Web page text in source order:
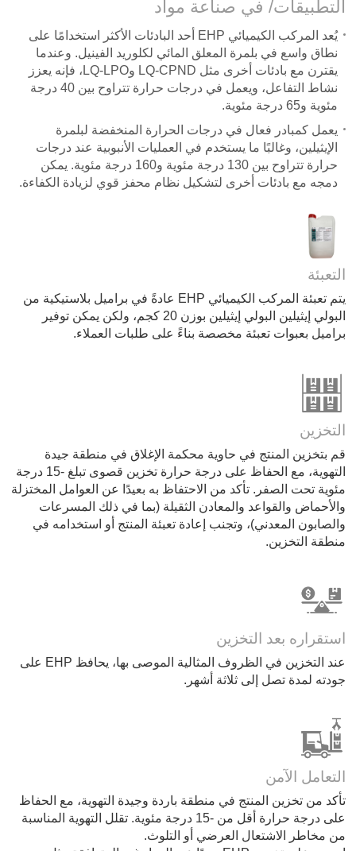
التطبيقات/ في صناعة مواد
يُعد المركب الكيميائي EHP أحد البادئات الأكثر استخدامًا على
نطاق واسع في بلمرة المعلق المائي لكلوريد الفينيل. وعندما
يقترن مع بادئات أخرى مثل LQ-CPND وLQ-LPO ، فإنه يعزز
نشاط التفاعل، ويعمل في درجات حرارة تتراوح بين 40 درجة
مئوية و65 درجة مئوية.
يعمل كمبادر فعال في درجات الحرارة المنخفضة لبلمرة
الإيثيلين، وغالبًا ما يستخدم في العمليات الأنبوبية عند درجات
حرارة تتراوح بين 130 درجة مئوية و160 درجة مئوية. يمكن
دمجه مع بادئات أخرى لتشكيل نظام محفز قوي لزيادة الكفاءة.
التعبئة
يتم تعبئة المركب الكيميائي EHP عادةً في براميل بلاستيكية من
البولي إيثيلين البولي إيثيلين بوزن 20 كجم، ولكن يمكن توفير
براميل بعبوات تعبئة مخصصة بناءً على طلبات العملاء.
التخزين
قم بتخزين المنتج في حاوية محكمة الإغلاق في منطقة جيدة
التهوية، مع الحفاظ على درجة حرارة تخزين قصوى تبلغ -15 درجة
مئوية تحت الصفر. تأكد من الاحتفاظ به بعيدًا عن العوامل المختزلة
والأحماض والقواعد والمعادن الثقيلة (بما في ذلك المسرعات
والصابون المعدني)، وتجنب إعادة تعبئة المنتج أو استخدامه في
منطقة التخزين.
استقراره بعد التخزين
عند التخزين في الظروف المثالية الموصى بها، يحافظ EHP على
جودته لمدة تصل إلى ثلاثة أشهر.
التعامل الآمن
تأكد من تخزين المنتج في منطقة باردة وجيدة التهوية، مع الحفاظ
على درجة حرارة أقل من -15 درجة مئوية. تقلل التهوية المناسبة
من مخاطر الاشتعال العرضي أو التلوث.